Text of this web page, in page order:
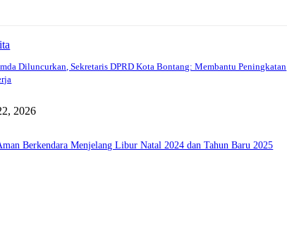
Diluncurkan, Sekretaris DPRD Kota Bontang: Membantu Peningkatan
2026
Berkendara Menjelang Libur Natal 2024 dan Tahun Baru 2025